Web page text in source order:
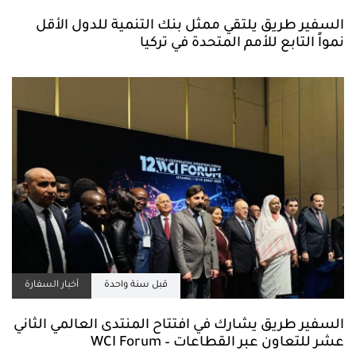
السفير طريق يلتقي ممثل بنك التنمية للدول الأقل
نمواً التابع للأمم المتحدة في تركيا
قبل سنة واحدة أخبار السفارة
السفير طريق يشارك في افتتاح المنتدى العالمي الثاني
عشر للتعاون عبر القطاعات – WCI Forum